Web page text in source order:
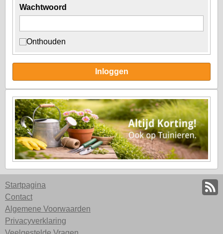
Wachtwoord
Onthouden
Inloggen
Startpagina
Contact
Algemene Voorwaarden
Privacyverklaring